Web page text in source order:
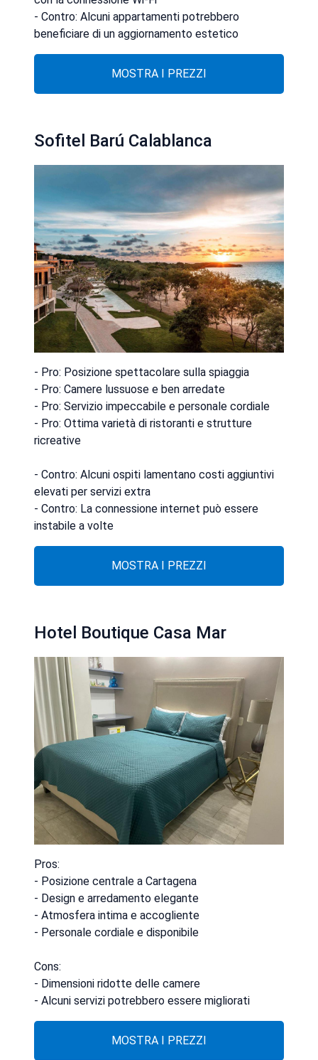
- Contro: Alcuni appartamenti potrebbero
beneficiare di un aggiornamento estetico
MOSTRA I PREZZI
Sofitel Barú Calablanca
- Pro: Posizione spettacolare sulla spiaggia
- Pro: Camere lussuose e ben arredate
- Pro: Servizio impeccabile e personale cordiale
- Pro: Ottima varietà di ristoranti e strutture
ricreative
- Contro: Alcuni ospiti lamentano costi aggiuntivi
elevati per servizi extra
- Contro: La connessione internet può essere
instabile a volte
MOSTRA I PREZZI
Hotel Boutique Casa Mar
Pros:
- Posizione centrale a Cartagena
- Design e arredamento elegante
- Atmosfera intima e accogliente
- Personale cordiale e disponibile
Cons:
- Dimensioni ridotte delle camere
- Alcuni servizi potrebbero essere migliorati
MOSTRA I PREZZI